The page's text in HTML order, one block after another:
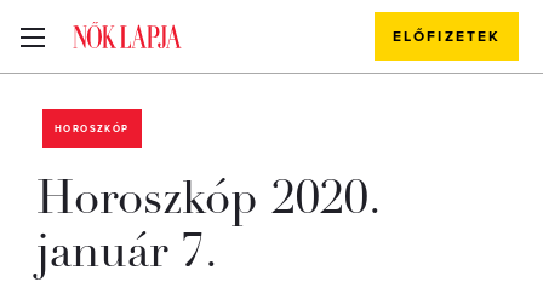
ELŐFIZETEK
HOROSZKÓP
Horoszkóp 2020.
január 7.